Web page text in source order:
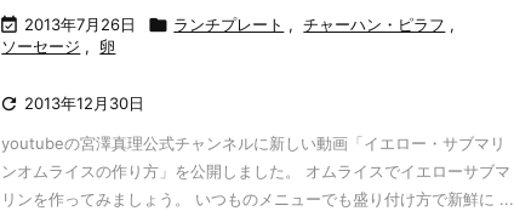
 2013年7月26日  ランチプレート , チャーハン・ピラフ ,
ソーセージ , 卵
 2013年12月30日
youtubeの宮澤真理公式チャンネルに新しい動画「イエロー・サブマリ
ンオムライスの作り方」を公開しました。 オムライスでイエローサブマ
リンを作ってみましょう。 いつものメニューでも盛り付け方で新鮮に ...